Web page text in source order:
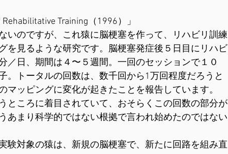
Training（1996）」
いのですが、これ猿に脳梗塞を作って、リハビリ訓練
を見るような研究です。脳梗塞発症後５日目にリハビ
／日、期間は４〜５週間。一回のセッションで１０
。トータルの回数は、数千回から1万回程度だろうと
ッピングに変化が起きたことを報告しています。
ところに着目されていて、おそらくこの回数の部分が
あまり科学的ではない根拠で言われ始めたのではない
験対象の猿は、新規の脳梗塞で、新たに回路を組み直